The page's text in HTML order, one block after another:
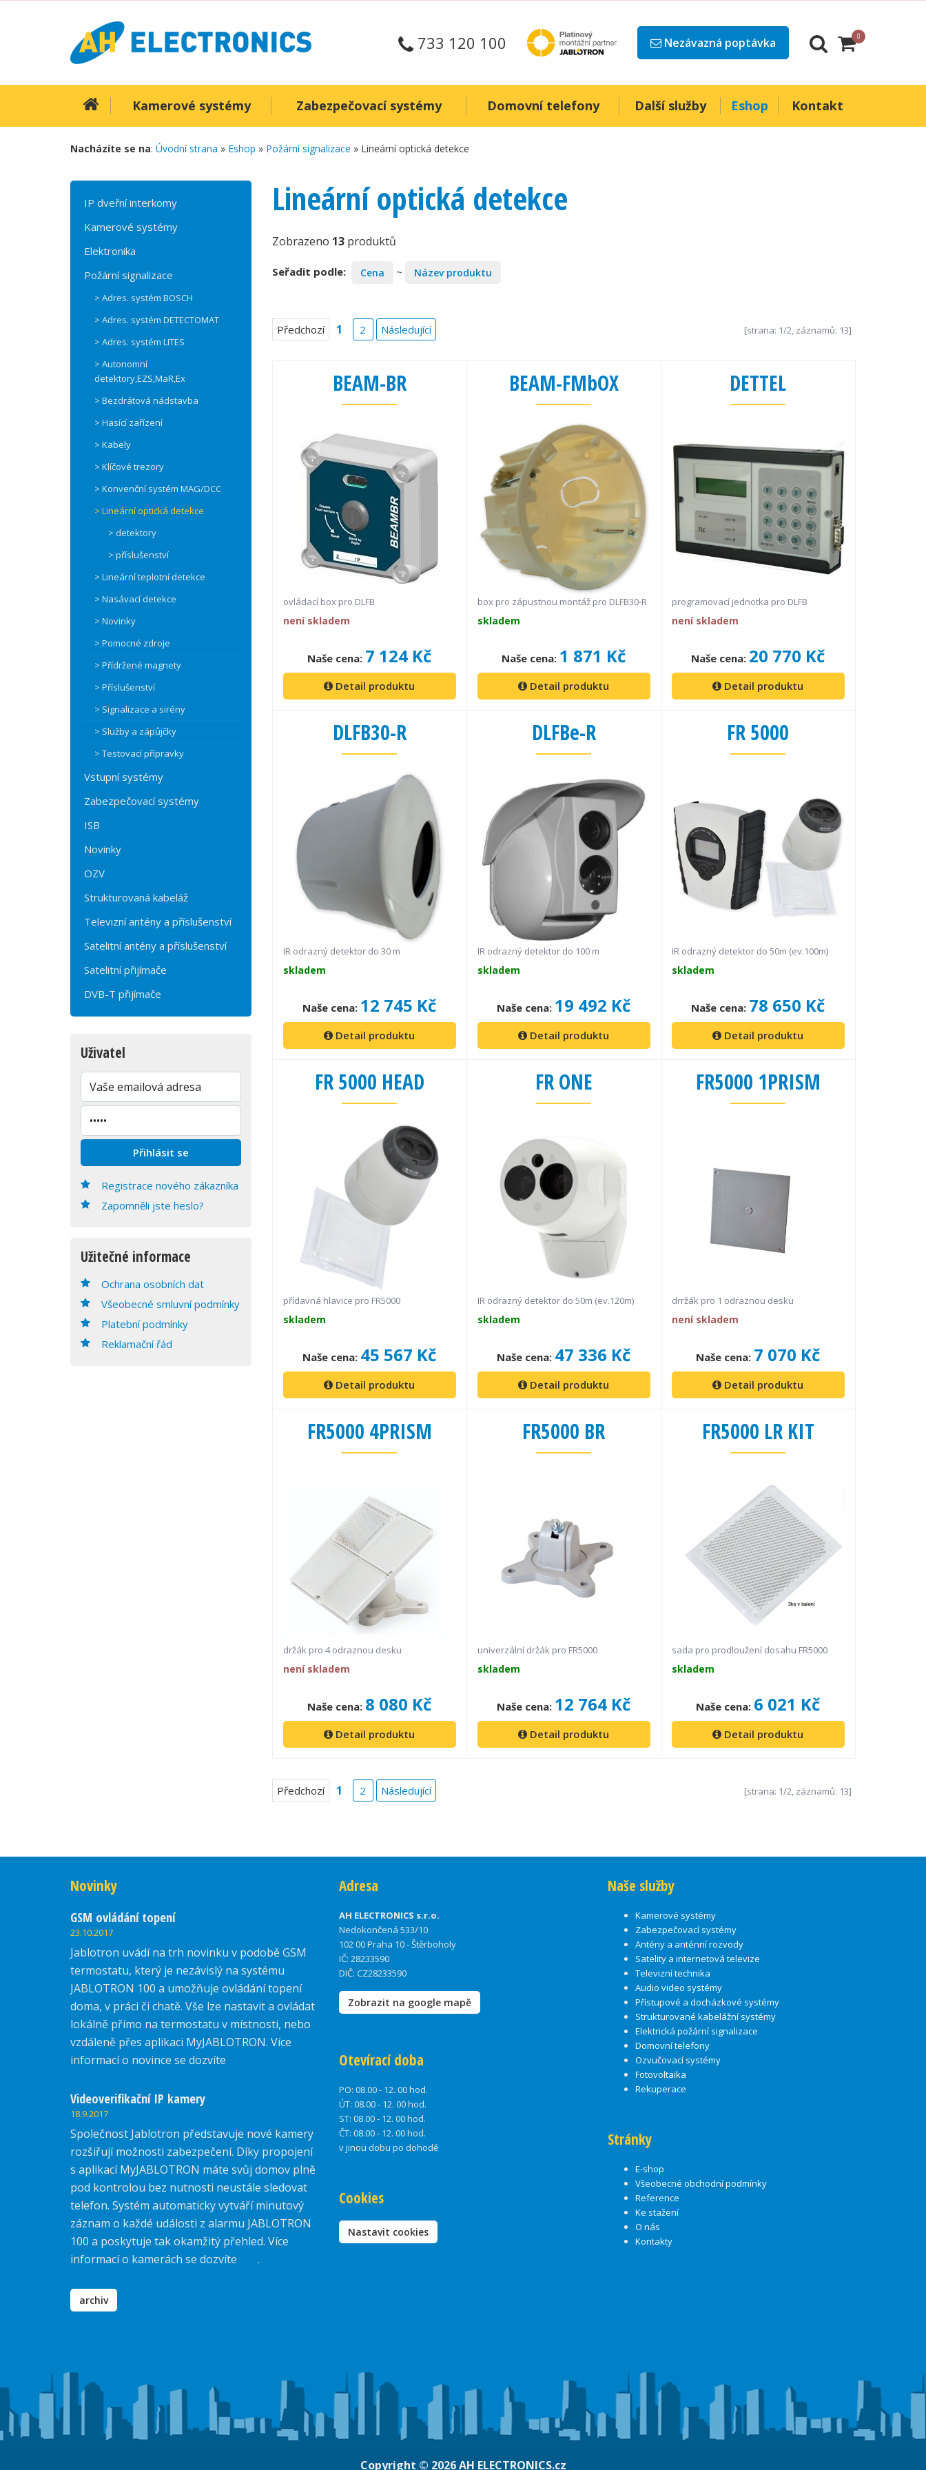
733 120 100 Nezávazná poptávka 0
Kamerové systémy Zabezpečovací systémy Domovní telefony Další služby Eshop Kontakt
Nacházíte se na: Úvodní strana » Eshop » Požární signalizace » Lineární optická detekce
IP dveřní interkomy
Kamerové systémy
Elektronika
Požární signalizace
> Adres. systém BOSCH
> Adres. systém DETECTOMAT
> Adres. systém LITES
> Autonomní
detektory,EZS,MaR,Ex
> Bezdrátová nádstavba
> Hasící zařízení
> Kabely
> Klíčové trezory
> Konvenční systém MAG/DCC
> Lineární optická detekce
> detektory
> příslušenství
> Lineární teplotní detekce
> Nasávací detekce
> Novinky
> Pomocné zdroje
> Přídržené magnety
> Příslušenství
> Signalizace a sirény
> Služby a zápůjčky
> Testovací přípravky
Vstupní systémy
Zabezpečovací systémy
ISB
Novinky
OZV
Strukturovaná kabeláž
Televizní antény a příslušenství
Satelitní antény a příslušenství
Satelitní přijímače
DVB-T přijímače
Uživatel
Registrace nového zákazníka
Zapomněli jste heslo?
Užitečné informace
Ochrana osobních dat
Všeobecné smluvní podmínky
Platební podmínky
Reklamační řád
Lineární optická detekce
Zobrazeno 13produktů
Seřadit podle: Cena ~ Název produktu
Předchozí 1 2 Následující [strana: 1/2, záznamů: 13]
BEAM-BR
ovládací box pro DLFB
není skladem
Naše cena: 7 124 Kč
Detail produktu
BEAM-FMbOX
box pro zápustnou montáž pro DLFB30-R
skladem
Naše cena: 1 871 Kč
Detail produktu
DETTEL
programovací jednotka pro DLFB
není skladem
Naše cena: 20 770 Kč
Detail produktu
DLFB30-R
IR odrazný detektor do 30 m
skladem
Naše cena: 12 745 Kč
Detail produktu
DLFBe-R
IR odrazný detektor do 100 m
skladem
Naše cena: 19 492 Kč
Detail produktu
FR 5000
IR odrazný detektor do 50m (ev.100m)
skladem
Naše cena: 78 650 Kč
Detail produktu
FR 5000 HEAD
přídavná hlavice pro FR5000
skladem
Naše cena: 45 567 Kč
Detail produktu
FR ONE
IR odrazný detektor do 50m (ev.120m)
skladem
Naše cena: 47 336 Kč
Detail produktu
FR5000 1PRISM
drržák pro 1 odraznou desku
není skladem
Naše cena: 7 070 Kč
Detail produktu
FR5000 4PRISM
držák pro 4 odraznou desku
není skladem
Naše cena: 8 080 Kč
Detail produktu
FR5000 BR
univerzální držák pro FR5000
skladem
Naše cena: 12 764 Kč
Detail produktu
FR5000 LR KIT
sada pro prodloužení dosahu FR5000
skladem
Naše cena: 6 021 Kč
Detail produktu
Předchozí 1 2 Následující [strana: 1/2, záznamů: 13]
Novinky
GSM ovládání topení
23.10.2017
Jablotron uvádí na trh novinku v podobě GSM
termostatu, který je nezávislý na systému
JABLOTRON 100 a umožňuje ovládání topení
doma, v práci či chatě. Vše lze nastavit a ovládat
lokálně přímo na termostatu v místnosti, nebo
vzdáleně přes aplikaci MyJABLOTRON. Více
informací o novince se dozvíte
Videoverifikační IP kamery
18.9.2017
Společnost Jablotron představuje nové kamery
rozšiřují možnosti zabezpečení. Díky propojení
s aplikací MyJABLOTRON máte svůj domov plně
pod kontrolou bez nutnosti neustále sledovat
telefon. Systém automaticky vytváří minutový
záznam o každé události z alarmu JABLOTRON
100 a poskytuje tak okamžitý přehled. Více
informací o kamerách se dozvíte
.
archiv
Adresa
AH ELECTRONICS s.r.o.
Nedokončená 533/10
102 00 Praha 10 - Štěrboholy
IČ: 28233590
DIČ: CZ28233590
Zobrazit na google mapě
Otevírací doba
PO: 08.00 - 12. 00 hod.
ÚT: 08.00 - 12. 00 hod.
ST: 08.00 - 12. 00 hod.
ČT: 08.00 - 12. 00 hod.
v jinou dobu po dohodě
Cookies
Nastavit cookies
Naše služby
Kamerové systémy
Zabezpečovací systémy
Antény a anténní rozvody
Satelity a internetová televize
Televizní technika
Audio video systémy
Přístupové a docházkové systémy
Strukturované kabelážní systémy
Elektrická požární signalizace
Domovní telefony
Ozvučovací systémy
Fotovoltaika
Rekuperace
Stránky
E-shop
Všeobecné obchodní podmínky
Reference
Ke stažení
O nás
Kontakty
Copyright © 2026AH ELECTRONICS.cz